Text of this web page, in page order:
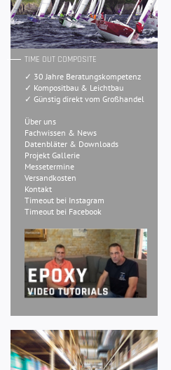
TIME OUT COMPOSITE
✓ 30 Jahre Beratungskompetenz
✓ Kompositbau & Leichtbau
✓ Günstig direkt vom Großhandel
Über uns
Fachwissen & News
Datenbläter & Downloads
Projekt Gallerie
Messetermine
Versandkosten
Kontakt
Timeout bei Instagram
Timeout bei Facebook